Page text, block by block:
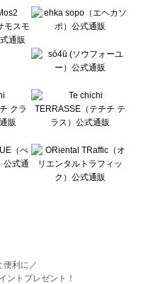
便利に／
ントプレゼント！